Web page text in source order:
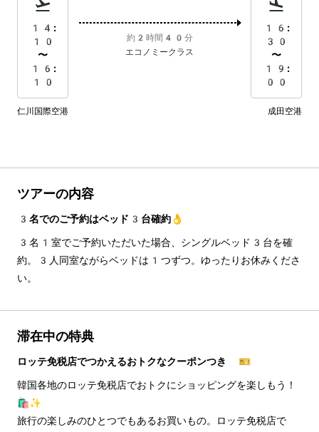
14:
10
〜
16:
10
約2時間40分
エコノミークラス
16:
30
〜
19:
00
仁川国際空港 成田空港
ツアーの内容
3名でのご予約はベッド3台確約👌
3名1室でご予約いただいた場合、シングルベッド3台を確
約。3人同室ながらベッドは1つずつ。ゆったりお休みくださ
い。
滞在中の特典
ロッテ免税店でつかえるおトクなクーポンつき 🎫
韓国各地のロッテ免税店でおトクにショッピングを楽しもう！
🛍️✨
旅行の楽しみのひとつでもあるお買いもの。ロッテ免税店で